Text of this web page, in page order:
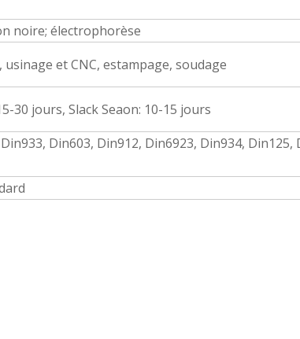
noire; électrophorèse
et CNC, estampage, soudage
30 jours, Slack Seaon: 10-15 jours
Din603, Din912, Din6923, Din934, Din125,